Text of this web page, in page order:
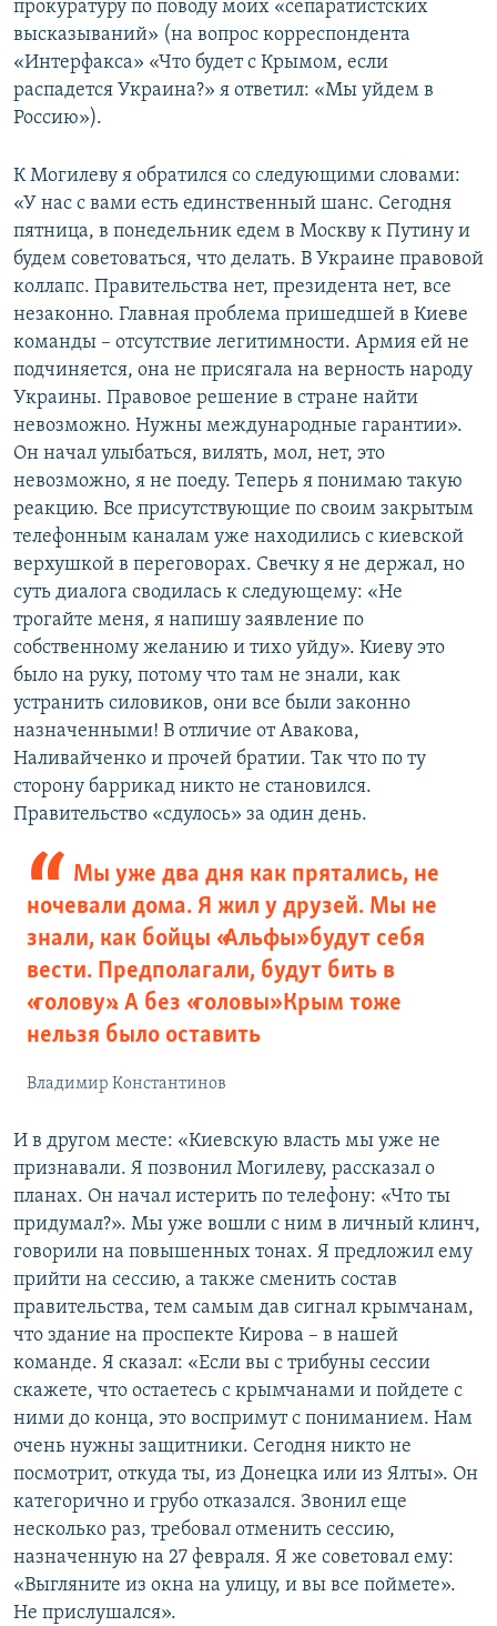
прокуратуру по поводу моих «сепаратистских
высказываний» (на вопрос корреспондента
«Интерфакса» «Что будет с Крымом, если
распадется Украина?» я ответил: «Мы уйдем в
Россию»).
К Могилеву я обратился со следующими словами:
«У нас с вами есть единственный шанс. Сегодня
пятница, в понедельник едем в Москву к Путину и
будем советоваться, что делать. В Украине правовой
коллапс. Правительства нет, президента нет, все
незаконно. Главная проблема пришедшей в Киеве
команды – отсутствие легитимности. Армия ей не
подчиняется, она не присягала на верность народу
Украины. Правовое решение в стране найти
невозможно. Нужны международные гарантии».
Он начал улыбаться, вилять, мол, нет, это
невозможно, я не поеду. Теперь я понимаю такую
реакцию. Все присутствующие по своим закрытым
телефонным каналам уже находились с киевской
верхушкой в переговорах. Свечку я не держал, но
суть диалога сводилась к следующему: «Не
трогайте меня, я напишу заявление по
собственному желанию и тихо уйду». Киеву это
было на руку, потому что там не знали, как
устранить силовиков, они все были законно
назначенными! В отличие от Авакова,
Наливайченко и прочей братии. Так что по ту
сторону баррикад никто не становился.
Правительство «сдулось» за один день.
Мы уже два дня как прятались, не
ночевали дома. Я жил у друзей. Мы не
знали, как бойцы «Альфы» будут себя
вести. Предполагали, будут бить в
«голову». А без «головы» Крым тоже
нельзя было оставить
Владимир Константинов
И в другом месте: «Киевскую власть мы уже не
признавали. Я позвонил Могилеву, рассказал о
планах. Он начал истерить по телефону: «Что ты
придумал?». Мы уже вошли с ним в личный клинч,
говорили на повышенных тонах. Я предложил ему
прийти на сессию, а также сменить состав
правительства, тем самым дав сигнал крымчанам,
что здание на проспекте Кирова – в нашей
команде. Я сказал: «Если вы с трибуны сессии
скажете, что остаетесь с крымчанами и пойдете с
ними до конца, это воспримут с пониманием. Нам
очень нужны защитники. Сегодня никто не
посмотрит, откуда ты, из Донецка или из Ялты». Он
категорично и грубо отказался. Звонил еще
несколько раз, требовал отменить сессию,
назначенную на 27 февраля. Я же советовал ему:
«Выгляните из окна на улицу, и вы все поймете».
Не прислушался».